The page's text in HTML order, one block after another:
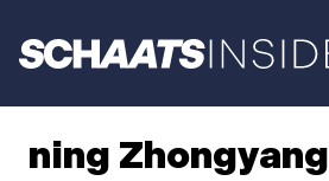
ning Zhongyang